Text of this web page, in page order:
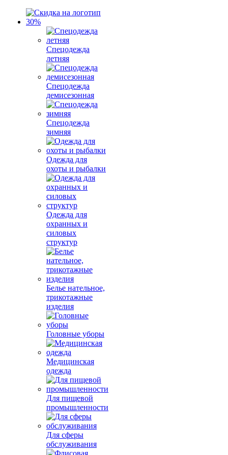
Спецодежда
летняя
Спецодежда
демисезонная
Спецодежда
зимняя
Одежда для
охоты и рыбалки
Одежда для
охранных и
силовых
структур
Белье нательное,
трикотажные
изделия
Головные уборы
Медицинская
одежда
Для пищевой
промышленности
Для сферы
обслуживания